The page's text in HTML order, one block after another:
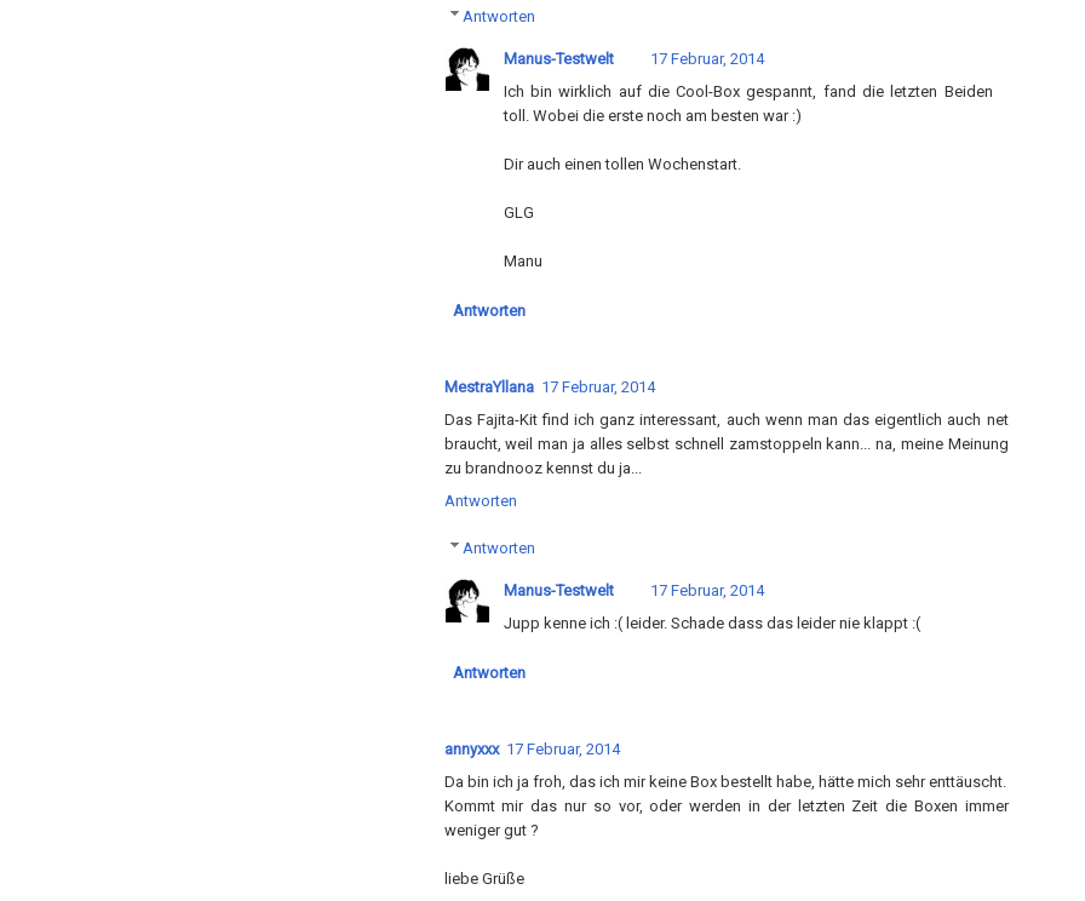
Antworten
Manus-Testwelt
17 Februar, 2014
Ich bin wirklich auf die Cool-Box gespannt, fand die letzten Beiden
toll. Wobei die erste noch am besten war :)
Dir auch einen tollen Wochenstart.
GLG
Manu
Antworten
MestraYllana 17 Februar, 2014
Das Fajita-Kit find ich ganz interessant, auch wenn man das eigentlich auch net
braucht, weil man ja alles selbst schnell zamstoppeln kann... na, meine Meinung
zu brandnooz kennst du ja...
Antworten
Antworten
Manus-Testwelt
17 Februar, 2014
Jupp kenne ich :( leider. Schade dass das leider nie klappt :(
Antworten
annyxxx 17 Februar, 2014
Da bin ich ja froh, das ich mir keine Box bestellt habe, hätte mich sehr enttäuscht.
Kommt mir das nur so vor, oder werden in der letzten Zeit die Boxen immer
weniger gut ?
liebe Grüße